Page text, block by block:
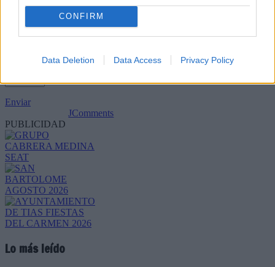
CONFIRM
Data Deletion Data Access Privacy Policy
Enviar
JComments
PUBLICIDAD
Lo más leído